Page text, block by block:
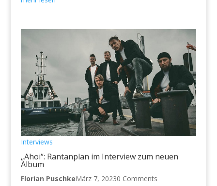
Interviews
„Ahoi“: Rantanplan im Interview zum neuen
Album
Florian PuschkeMärz 7, 20230 Comments